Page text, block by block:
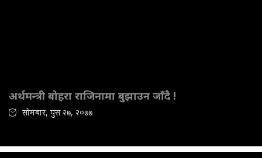
अर्थमन्त्री बोहरा राजिनामा बुझाउन जाँदै !
सोमबार, पुस २७, २०७७